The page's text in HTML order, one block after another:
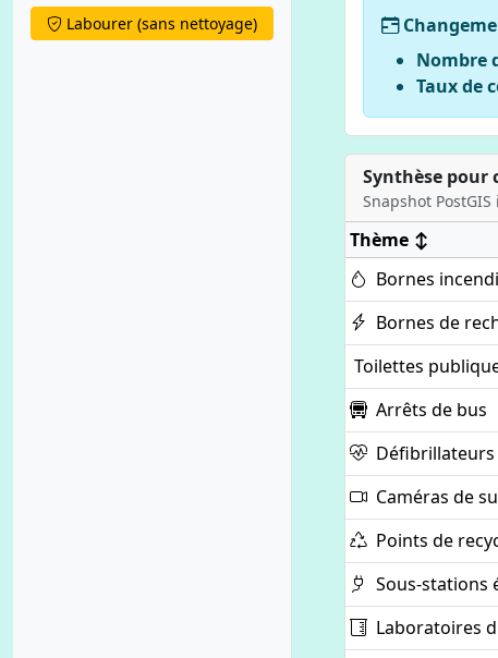
Labourer (sans nettoyage)
Nombre
Taux de
Synthèse pour
Snapshot
Thème ↕
Bornes
Bornes de
Toilettes
Arrêts de bus
Défibrillateurs
Caméras de
Points de
Sous-stations
Laboratoires